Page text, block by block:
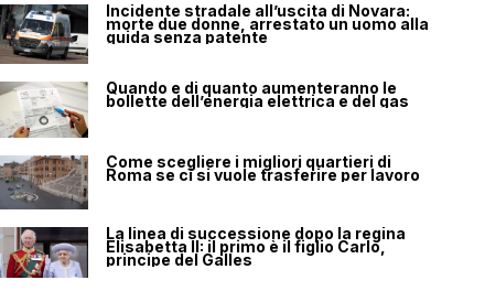
Incidente stradale all’uscita di Novara:
morte due donne, arrestato un uomo alla
guida senza patente
Quando e di quanto aumenteranno le
bollette dell’energia elettrica e del gas
Come scegliere i migliori quartieri di
Roma se ci si vuole trasferire per lavoro
La linea di successione dopo la regina
Elisabetta II: il primo è il figlio Carlo,
principe del Galles